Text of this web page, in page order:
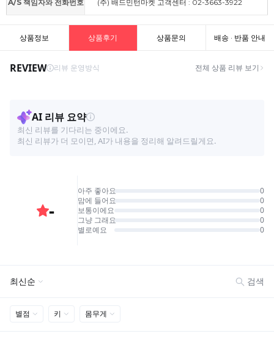
A/S 책임자와 전화번호 (주) 배드민턴마켓 고객센터 : 02-3663-3922
상품정보 상품후기 상품문의 배송 · 반품 안내